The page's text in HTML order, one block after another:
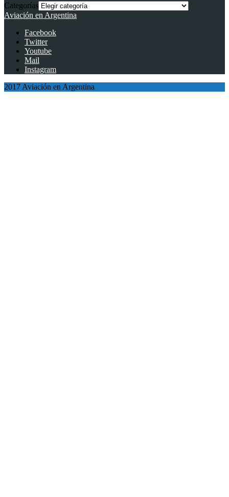
Categorías
Aviación en Argentina
Facebook
Twitter
Youtube
Mail
Instagram
2017 Aviación en Argentina